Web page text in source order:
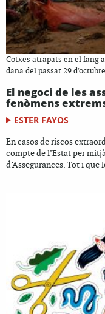
Cotxes atrapats en el fang
dana del passat 29 d'octubre
El negoci de les
fenòmens
ESTER FAYOS
En casos de riscos
compte de l’Estat per
d’Assegurances. Tot i que